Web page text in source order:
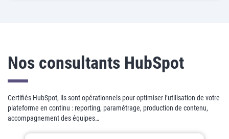
Nos consultants HubSpot
Certifiés HubSpot, ils sont opérationnels pour optimiser l’utilisation de votre
plateforme en continu : reporting, paramétrage, production de contenu,
accompagnement des équipes…